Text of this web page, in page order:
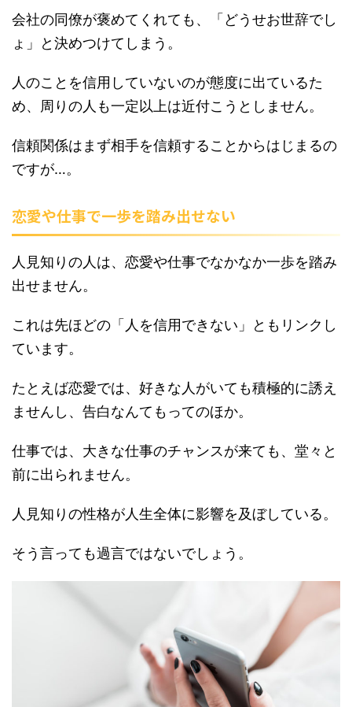
会社の同僚が褒めてくれても、「どうせお世辞でし
ょ」と決めつけてしまう。
人のことを信用していないのが態度に出ているた
め、周りの人も一定以上は近付こうとしません。
信頼関係はまず相手を信頼することからはじまるの
ですが…。
恋愛や仕事で一歩を踏み出せない
人見知りの人は、恋愛や仕事でなかなか一歩を踏み
出せません。
これは先ほどの「人を信用できない」ともリンクし
ています。
たとえば恋愛では、好きな人がいても積極的に誘え
ませんし、告白なんてもってのほか。
仕事では、大きな仕事のチャンスが来ても、堂々と
前に出られません。
人見知りの性格が人生全体に影響を及ぼしている。
そう言っても過言ではないでしょう。